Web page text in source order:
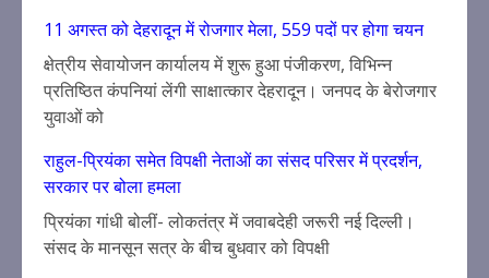
11 अगस्त को देहरादून में रोजगार मेला, 559 पदों पर होगा चयन
क्षेत्रीय सेवायोजन कार्यालय में शुरू हुआ पंजीकरण, विभिन्न
प्रतिष्ठित कंपनियां लेंगी साक्षात्कार देहरादून। जनपद के बेरोजगार
युवाओं को
राहुल-प्रियंका समेत विपक्षी नेताओं का संसद परिसर में प्रदर्शन,
सरकार पर बोला हमला
प्रियंका गांधी बोलीं- लोकतंत्र में जवाबदेही जरूरी नई दिल्ली।
संसद के मानसून सत्र के बीच बुधवार को विपक्षी